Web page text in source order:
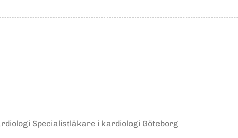
Specialistläkare i kardiologi Göteborg